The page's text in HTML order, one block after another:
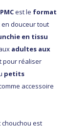
est le format
douceur tout
en tissu
adultes aux
pour réaliser
petits
accessoire
chouchou est